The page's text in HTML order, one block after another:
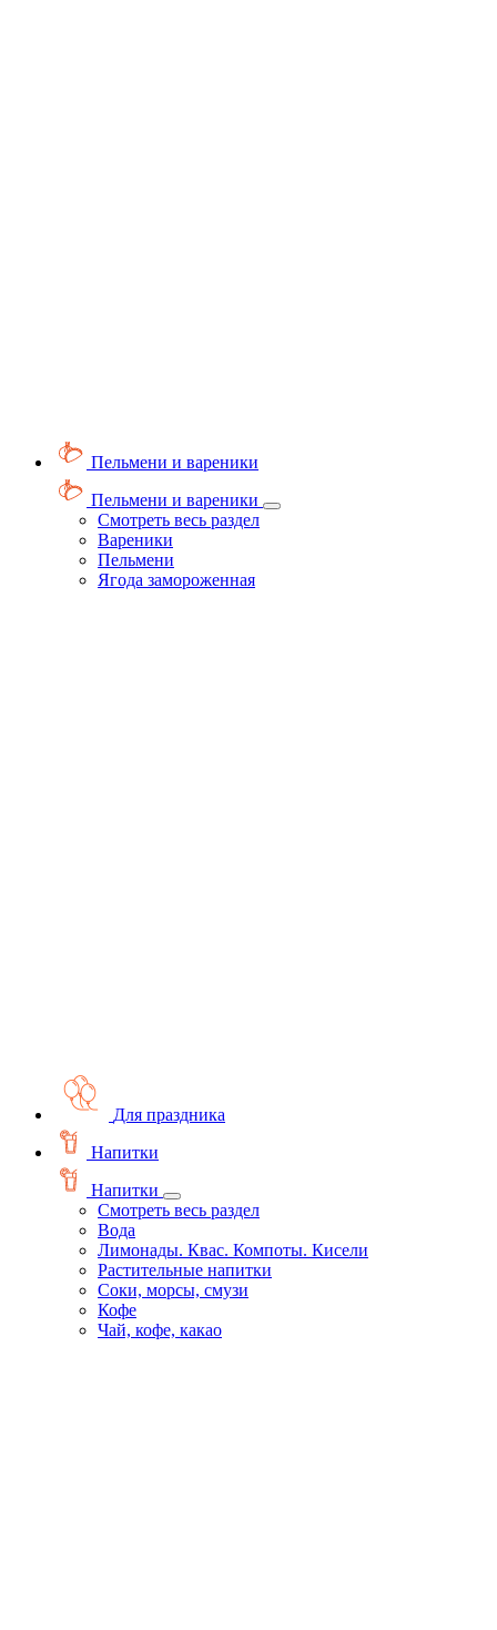
Пельмени и вареники
Пельмени и вареники
Смотреть весь раздел
Вареники
Пельмени
Ягода замороженная
Для праздника
Напитки
Напитки
Смотреть весь раздел
Вода
Лимонады. Квас. Компоты. Кисели
Растительные напитки
Соки, морсы, смузи
Кофе
Чай, кофе, какао